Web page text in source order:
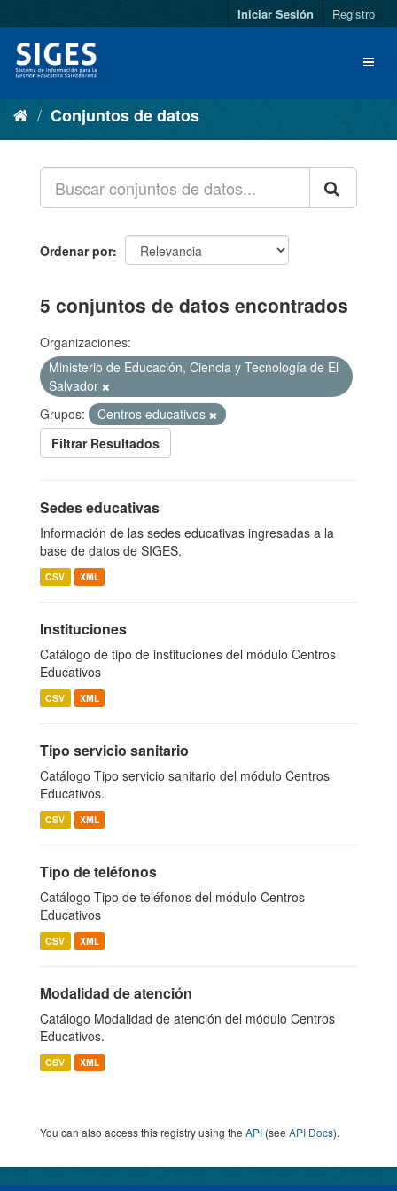
Iniciar Sesión Registro
Conjuntos de datos
Ordenar por
5 conjuntos de datos encontrados
Organizaciones:
Ministerio de Educación, Ciencia y Tecnología de El
Salvador
Grupos:
Centros educativos
Filtrar Resultados
Sedes educativas
Información de las sedes educativas ingresadas a la
base de datos de SIGES.
CSV XML
Instituciones
Catálogo de tipo de instituciones del módulo Centros
Educativos
CSV XML
Tipo servicio sanitario
Catálogo Tipo servicio sanitario del módulo Centros
Educativos.
CSV XML
Tipo de teléfonos
Catálogo Tipo de teléfonos del módulo Centros
Educativos
CSV XML
Modalidad de atención
Catálogo Modalidad de atención del módulo Centros
Educativos.
CSV XML
You can also access this registry using the API (see API Docs).